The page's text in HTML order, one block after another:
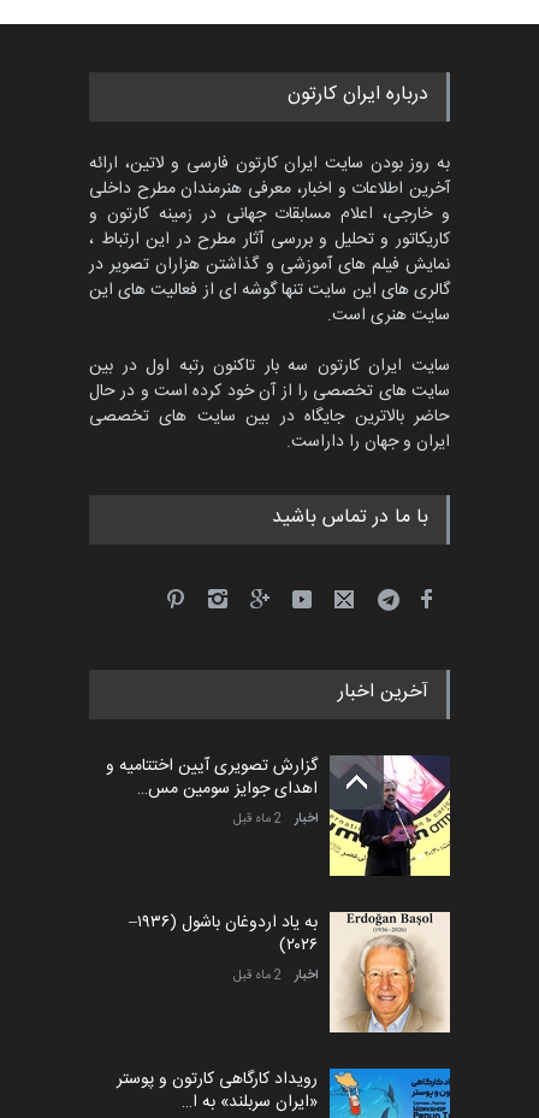
جشنواره بین‌المللی کارتون
مدارس پرتغال، ۲۰۲۷
پنجمین مسابقۀ بین‌المللی
کارتون طنز «کلاه‌ای…
مهلت 5 ماه دیگر
بیست و هشتمین مسابقه
بین‌المللی آزاد طراحی ط…
مهلت
گالری 4 روز قبل
درباره ایران کارتون
به روز بودن سایت ایران کارتون فارسی و لاتین، ارائه
آخرین اطلاعات و اخبار، معرفی هنرمندان مطرح داخلی
و خارجی، اعلام مسابقات جهانی در زمینه کارتون و
کاریکاتور و تحلیل و بررسی آثار مطرح در این ارتباط ،
نمایش فیلم های آموزشی و گذاشتن هزاران تصویر در
گالری های این سایت تنها گوشه ای از فعالیت های این
سایت هنری است.
سایت ایران کارتون سه بار تاکنون رتبه اول در بین
سایت های تخصصی را از آن خود کرده است و در حال
حاضر بالاترین جایگاه در بین سایت های تخصصی
ایران و جهان را داراست.
با ما در تماس باشید
آخرین اخبار
گزارش تصویری آیین اختتامیه و
اهدای جوایز سومین مس…
اخبار 2 ماه قبل
به یاد اردوغان باشول (۱۹۳۶–
۲۰۲۶)
اخبار 2 ماه قبل
رویداد کارگاهی کارتون و پوستر
«ایران سربلند» به ا…